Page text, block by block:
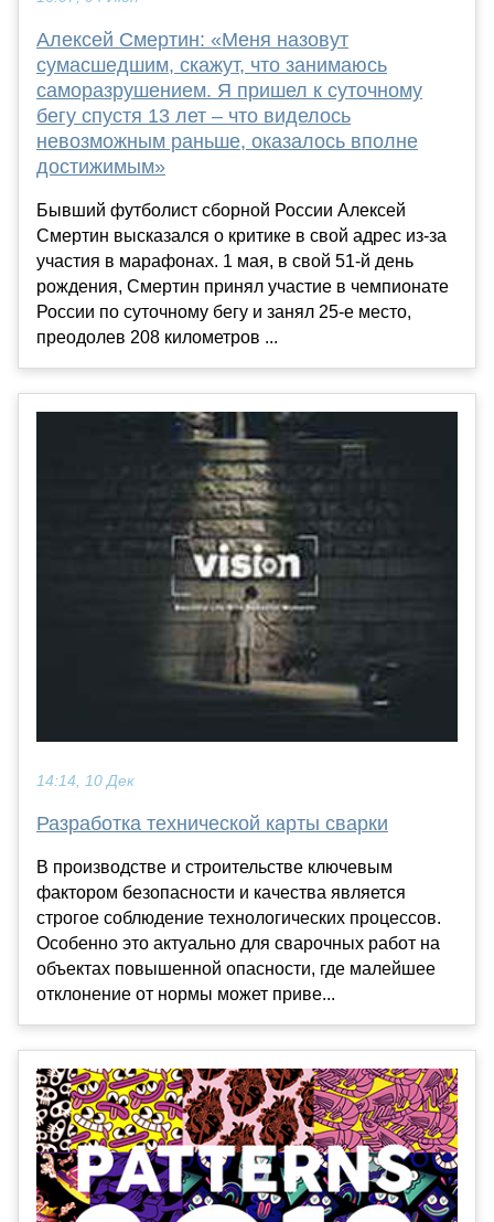
Алексей Смертин: «Меня назовут
сумасшедшим, скажут, что занимаюсь
саморазрушением. Я пришел к суточному
бегу спустя 13 лет – что виделось
невозможным раньше, оказалось вполне
достижимым»
Бывший футболист сборной России Алексей
Смертин высказался о критике в свой адрес из-за
участия в марафонах. 1 мая, в свой 51-й день
рождения, Смертин принял участие в чемпионате
России по суточному бегу и занял 25-е место,
преодолев 208 километров ...
14:14, 10 Дек
Разработка технической карты сварки
В производстве и строительстве ключевым
фактором безопасности и качества является
строгое соблюдение технологических процессов.
Особенно это актуально для сварочных работ на
объектах повышенной опасности, где малейшее
отклонение от нормы может приве...